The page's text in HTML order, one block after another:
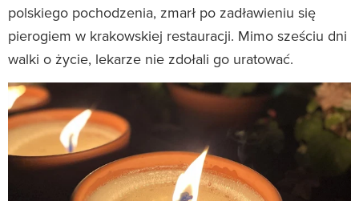
polskiego pochodzenia, zmarł po zadławieniu się
pierogiem w krakowskiej restauracji. Mimo sześciu dni
walki o życie, lekarze nie zdołali go uratować.